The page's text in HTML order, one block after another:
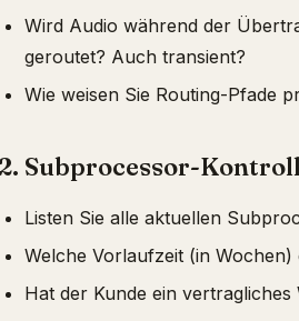
Wird Audio während der
geroutet? Auch transient?
Wie weisen Sie Routing-Pfade
Subprocessor-
Listen Sie alle aktuellen
Welche Vorlaufzeit (in
Hat der Kunde ein